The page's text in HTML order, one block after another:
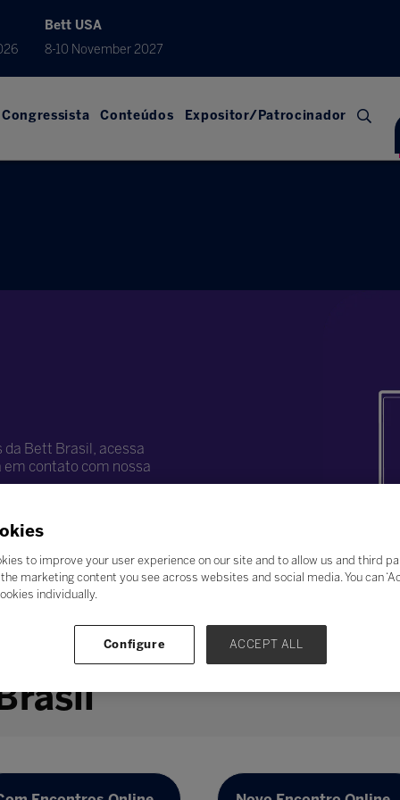
Bett USA
8-10 November 2027
Congressista Conteúdos Expositor/Patrocinador
da Bett Brasil, acessa
em contato com nossa
Bett
to improve your user experience on our site and to allow us and third
marketing content you see across websites and social media. You can
individually.
Configure ACCEPT ALL